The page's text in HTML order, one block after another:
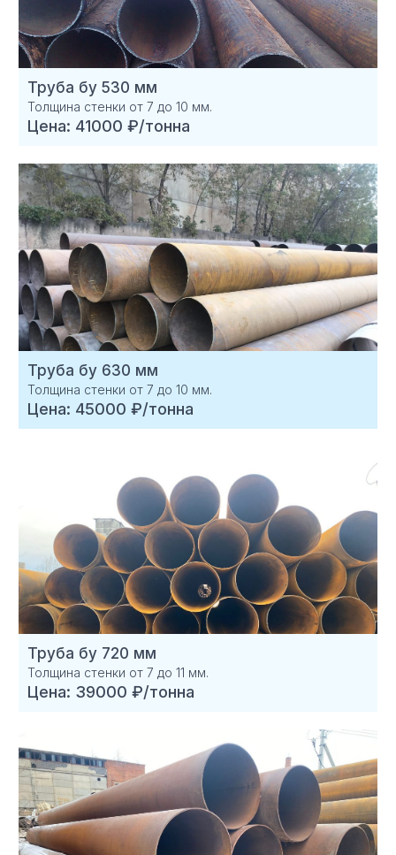
Труба бу 530 мм
Толщина стенки от 7 до 10 мм.
Цена: 41000 ₽/тонна
Труба бу 630 мм
Толщина стенки от 7 до 10 мм.
Цена: 45000 ₽/тонна
Труба бу 720 мм
Толщина стенки от 7 до 11 мм.
Цена: 39000 ₽/тонна